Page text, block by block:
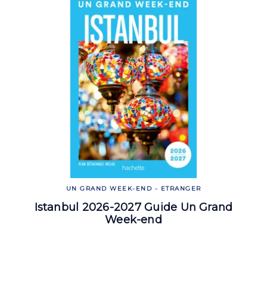
UN GRAND WEEK-END - ETRANGER
Istanbul 2026-2027 Guide Un Grand
Week-end